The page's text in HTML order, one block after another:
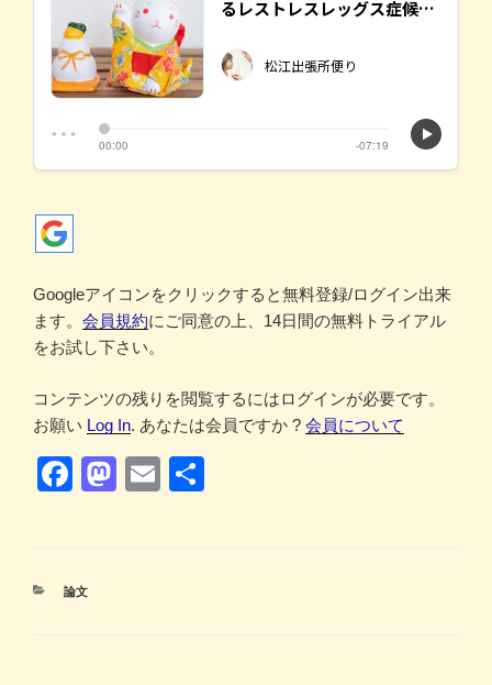
Googleアイコンをクリックすると無料登録/ログイン出来
ます。 会員規約にご同意の上、14日間の無料トライアル
をお試し下さい。
コンテンツの残りを閲覧するにはログインが必要です。
お願い Log In. あなたは会員ですか ? 会員について
F
e
M
E
カ
論文